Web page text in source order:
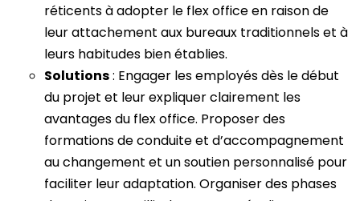
réticents à adopter le flex office en raison de
leur attachement aux bureaux traditionnels et à
leurs habitudes bien établies.
Solutions: Engager les employés dès le début
du projet et leur expliquer clairement les
avantages du flex office. Proposer des
formations de conduite et d’accompagnement
au changement et un soutien personnalisé pour
faciliter leur adaptation. Organiser des phases